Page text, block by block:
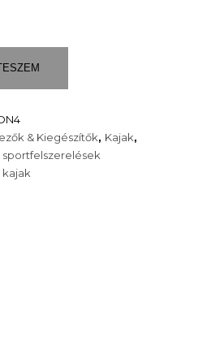
& Kiegészítők, Kajak,
sportfelszerelések
kajak